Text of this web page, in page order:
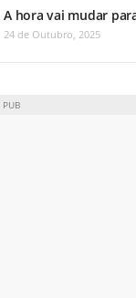
A hora vai mudar
24 de Outubro, 2025
PUB